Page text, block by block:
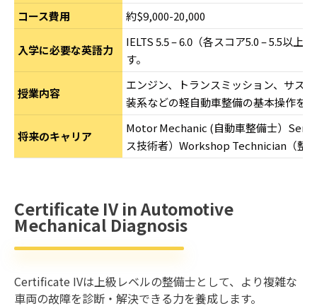
コース費用
約$9,000-20,000
入学に必要な英語力
IELTS 5.5 – 6.0（各スコア5.0 – 5.5以上
す。
授業内容
エンジン、トランスミッション、サス
装系などの軽自動車整備の基本操作を
将来のキャリア
Motor Mechanic (自動車整備士）
ス技術者）Workshop Technician（整
Certificate IV in Automotive
Mechanical Diagnosis
Certificate IVは上級レベルの整備士として、より複雑な
車両の故障を診断・解決できる力を養成します。